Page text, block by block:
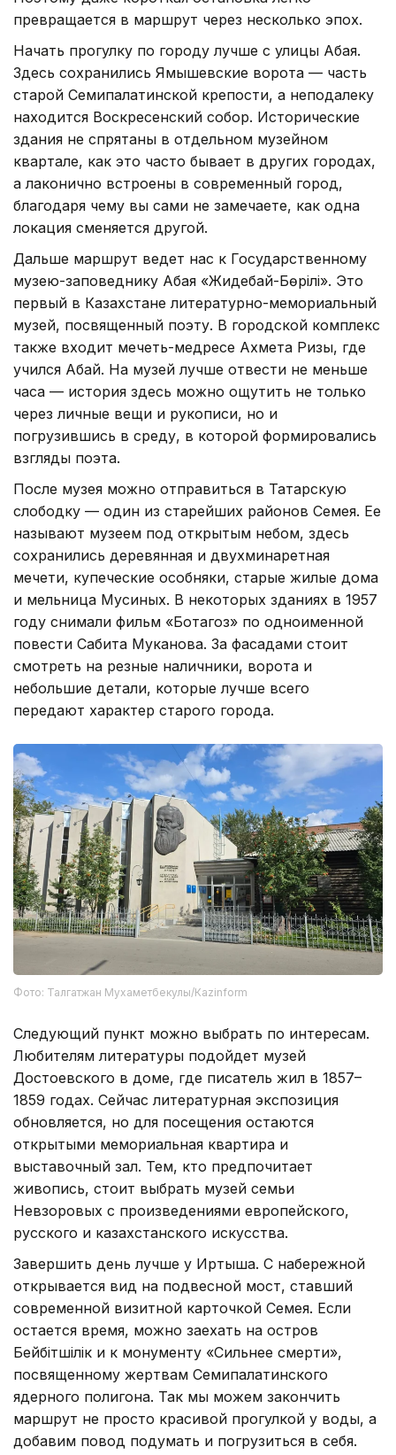
превращается в маршрут через несколько эпох.
Начать прогулку по городу лучше с улицы Абая.
Здесь сохранились Ямышевские ворота — часть
старой Семипалатинской крепости, а неподалеку
находится Воскресенский собор. Исторические
здания не спрятаны в отдельном музейном
квартале, как это часто бывает в других городах,
а лаконично встроены в современный город,
благодаря чему вы сами не замечаете, как одна
локация сменяется другой.
Дальше маршрут ведет нас к Государственному
музею-заповеднику Абая «Жидебай-Бөрілі». Это
первый в Казахстане литературно-мемориальный
музей, посвященный поэту. В городской комплекс
также входит мечеть-медресе Ахмета Ризы, где
учился Абай. На музей лучше отвести не меньше
часа — история здесь можно ощутить не только
через личные вещи и рукописи, но и
погрузившись в среду, в которой формировались
взгляды поэта.
После музея можно отправиться в Татарскую
слободку — один из старейших районов Семея. Ее
называют музеем под открытым небом, здесь
сохранились деревянная и двухминаретная
мечети, купеческие особняки, старые жилые дома
и мельница Мусиных. В некоторых зданиях в 1957
году снимали фильм «Ботагоз» по одноименной
повести Сабита Муканова. За фасадами стоит
смотреть на резные наличники, ворота и
небольшие детали, которые лучше всего
передают характер старого города.
Фото: Талгатжан Мухаметбекулы/Кazinform
Следующий пункт можно выбрать по интересам.
Любителям литературы подойдет музей
Достоевского в доме, где писатель жил в 1857–
1859 годах. Сейчас литературная экспозиция
обновляется, но для посещения остаются
открытыми мемориальная квартира и
выставочный зал. Тем, кто предпочитает
живопись, стоит выбрать музей семьи
Невзоровых с произведениями европейского,
русского и казахстанского искусства.
Завершить день лучше у Иртыша. С набережной
открывается вид на подвесной мост, ставший
современной визитной карточкой Семея. Если
остается время, можно заехать на остров
Бейбітшілік и к монументу «Сильнее смерти»,
посвященному жертвам Семипалатинского
ядерного полигона. Так мы можем закончить
маршрут не просто красивой прогулкой у воды, а
добавим повод подумать и погрузиться в себя.